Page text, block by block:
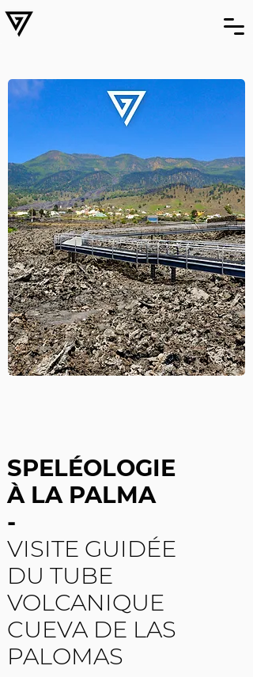
SPELÉOLOGIE
À LA PALMA
-
VISITE GUIDÉE
DU TUBE
VOLCANIQUE
CUEVA DE LAS
PALOMAS